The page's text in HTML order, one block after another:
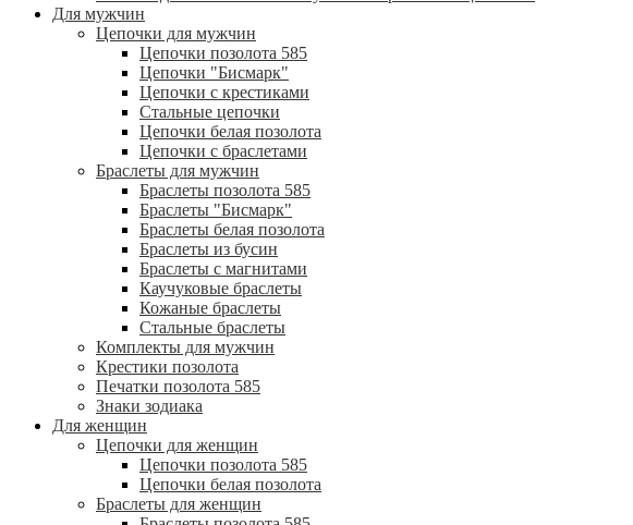
Для мужчин
Цепочки для мужчин
Цепочки позолота 585
Цепочки "Бисмарк"
Цепочки с крестиками
Стальные цепочки
Цепочки белая позолота
Цепочки с браслетами
Браслеты для мужчин
Браслеты позолота 585
Браслеты "Бисмарк"
Браслеты белая позолота
Браслеты из бусин
Браслеты с магнитами
Каучуковые браслеты
Кожаные браслеты
Стальные браслеты
Комплекты для мужчин
Крестики позолота
Печатки позолота 585
Знаки зодиака
Для женщин
Цепочки для женщин
Цепочки позолота 585
Цепочки белая позолота
Браслеты для женщин